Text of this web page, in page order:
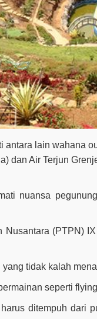
lain wahana
dan Air Terjun
nuansa
(PTPN)
tidak kalah
seperti
ditempuh dari